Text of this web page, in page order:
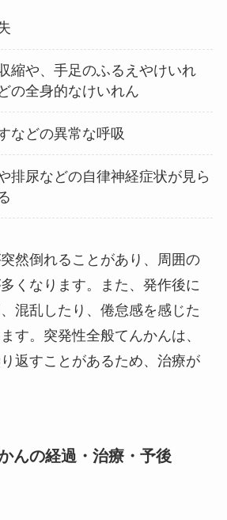
縮や、手足のふるえやけいれ
の全身的なけいれん
などの異常な呼吸
排尿などの自律神経症状が見ら
然倒れることがあり、周囲の
くなります。また、発作後に
混乱したり、倦怠感を感じた
す。突発性全般てんかんは、
返すことがあるため、治療が
んの経過・治療・予後